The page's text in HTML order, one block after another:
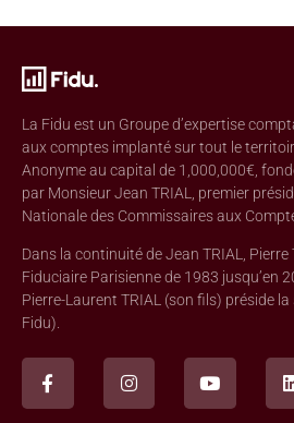
La Fidu est un Groupe d’expertise
aux comptes implanté sur tout le
Anonyme au capital de 1,000,000€,
par Monsieur Jean TRIAL, premier
Nationale des Commissaires aux
Dans la continuité de Jean TRIAL, Pierre
Fiduciaire Parisienne de 1983 jusqu’en
Pierre-Laurent TRIAL (son fils) préside la
Fidu).